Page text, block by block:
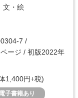
文・絵
7 /
ージ / 初版2022年
1,400円+税)
電子書籍あり